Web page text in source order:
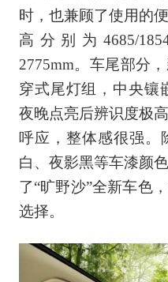
时，也兼顾了使用的
高分别为4685/
2775mm。车尾部分
穿式尾灯组，中央镶
夜晚点亮后辨识度极
呼应，整体感很强。
白、夜影黑等车漆颜
了“旷野沙”全新车色
选择。